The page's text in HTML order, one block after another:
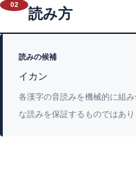
02
読み方
読みの候補
イカン
各漢字の音読みを機械的に組
な読みを保証するものではあり